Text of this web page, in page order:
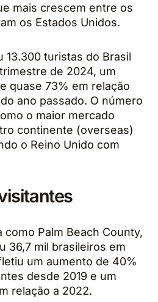
mais crescem entre os
os Estados Unidos.
13.300 turistas do Brasil
de 2024, um
quase 73% em relação
ano passado. O número
o maior mercado
continente (overseas)
o Reino Unido com
como Palm Beach County,
36,7 mil brasileiros em
um aumento de 40%
desde 2019 e um
relação a 2022.